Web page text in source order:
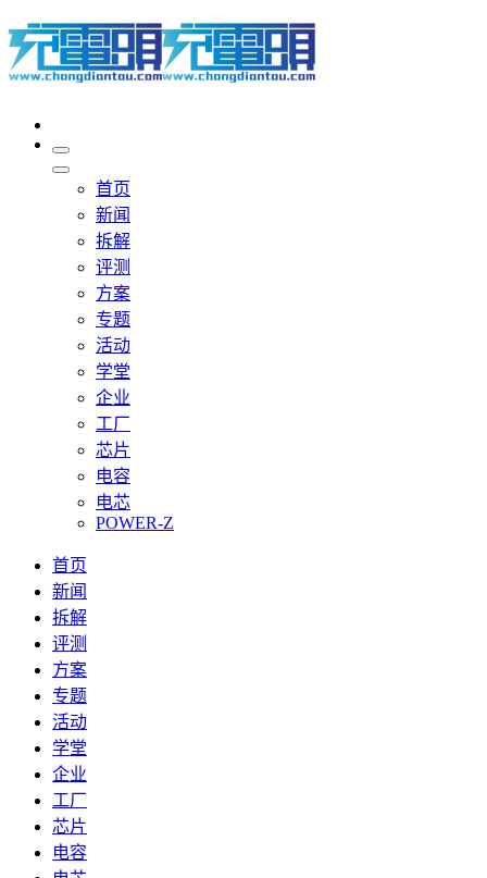
首页
新闻
拆解
评测
方案
专题
活动
学堂
企业
工厂
芯片
电容
电芯
POWER-Z
首页
新闻
拆解
评测
方案
专题
活动
学堂
企业
工厂
芯片
电容